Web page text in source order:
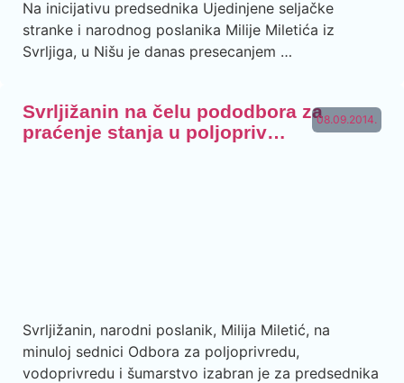
Na inicijativu predsednika Ujedinjene seljačke
stranke i narodnog poslanika Milije Miletića iz
Svrljiga, u Nišu je danas presecanjem …
08.09.2014.
Svrljižanin na čelu pododbora za
praćenje stanja u poljopriv…
Svrljižanin, narodni poslanik, Milija Miletić, na
minuloj sednici Odbora za poljoprivredu,
vodoprivredu i šumarstvo izabran je za predsednika